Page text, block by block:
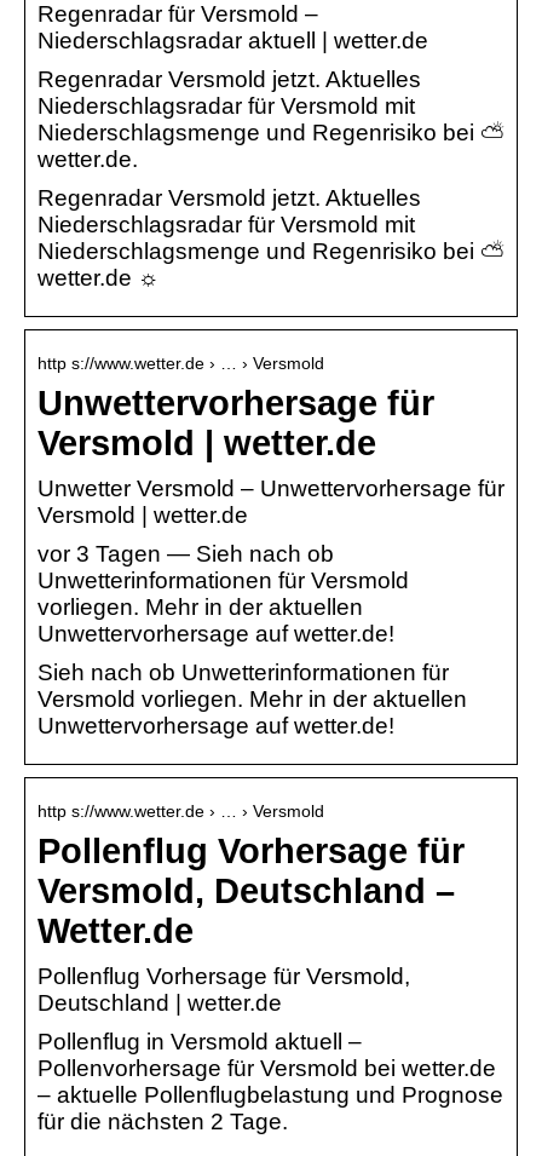
Regenradar für Versmold –
Niederschlagsradar aktuell | wetter.de
Regenradar Versmold jetzt. Aktuelles
Niederschlagsradar für Versmold mit
Niederschlagsmenge und Regenrisiko bei ⛅
wetter.de.
Regenradar Versmold jetzt. Aktuelles
Niederschlagsradar für Versmold mit
Niederschlagsmenge und Regenrisiko bei ⛅
wetter.de ☼
http s://www.wetter.de › … › Versmold
Unwettervorhersage für
Versmold | wetter.de
Unwetter Versmold – Unwettervorhersage für
Versmold | wetter.de
vor 3 Tagen — Sieh nach ob
Unwetterinformationen für Versmold
vorliegen. Mehr in der aktuellen
Unwettervorhersage auf wetter.de!
Sieh nach ob Unwetterinformationen für
Versmold vorliegen. Mehr in der aktuellen
Unwettervorhersage auf wetter.de!
http s://www.wetter.de › … › Versmold
Pollenflug Vorhersage für
Versmold, Deutschland –
Wetter.de
Pollenflug Vorhersage für Versmold,
Deutschland | wetter.de
Pollenflug in Versmold aktuell –
Pollenvorhersage für Versmold bei wetter.de
– aktuelle Pollenflugbelastung und Prognose
für die nächsten 2 Tage.